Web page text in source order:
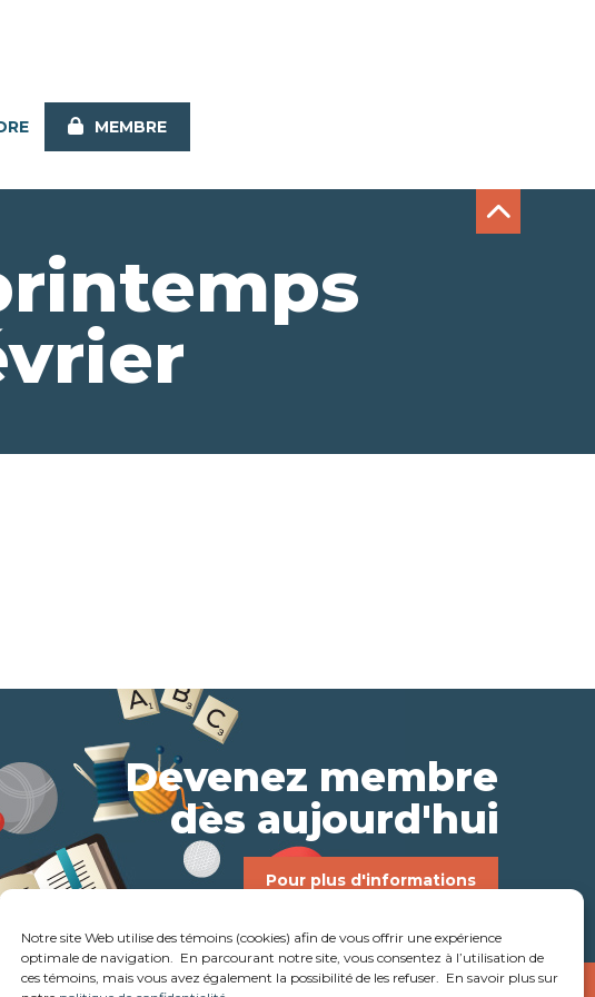
Notre site Web utilise des témoins (cookies) afin de vous offrir une expérience
optimale de navigation. En parcourant notre site, vous consentez à l’utilisation de
ces témoins, mais vous avez également la possibilité de les refuser. En savoir plus sur
MEMBRE
Devenez membre
dès aujourd'hui
Pour plus d'informations